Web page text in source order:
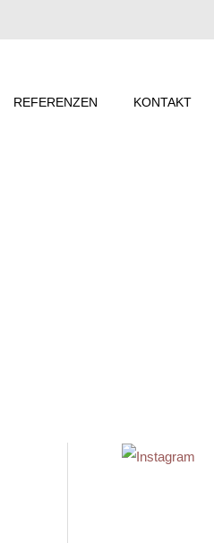
REFERENZEN KONTAKT